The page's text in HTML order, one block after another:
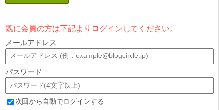
既に会員の方は下記よりログインしてください。
メールアドレス
パスワード
次回から自動でログインする